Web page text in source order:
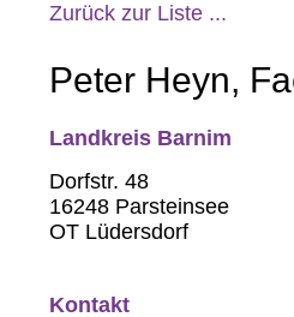
Zurück zur Liste ...
Peter Heyn,
Landkreis Barnim
Dorfstr. 48
16248 Parsteinsee
OT Lüdersdorf
Kontakt